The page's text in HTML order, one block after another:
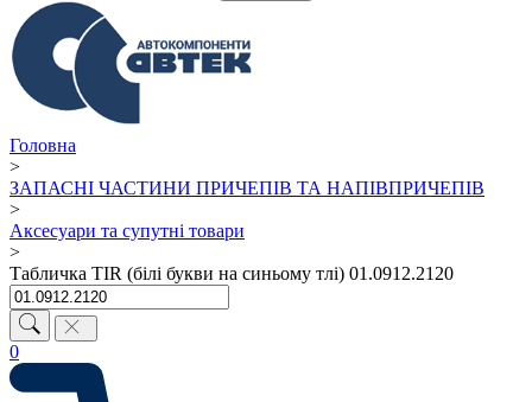
Головна
>
ЗАПАСНІ ЧАСТИНИ ПРИЧЕПІВ ТА НАПІВПРИЧЕПІВ
>
Аксесуари та супутні товари
>
Табличка TIR (білі букви на синьому тлі) 01.0912.2120
0